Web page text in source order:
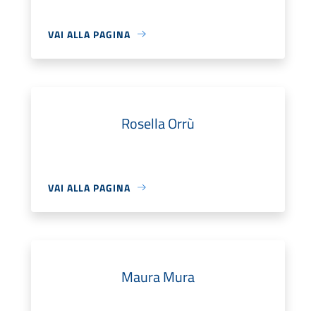
VAI ALLA PAGINA
Rosella Orrù
VAI ALLA PAGINA
Maura Mura